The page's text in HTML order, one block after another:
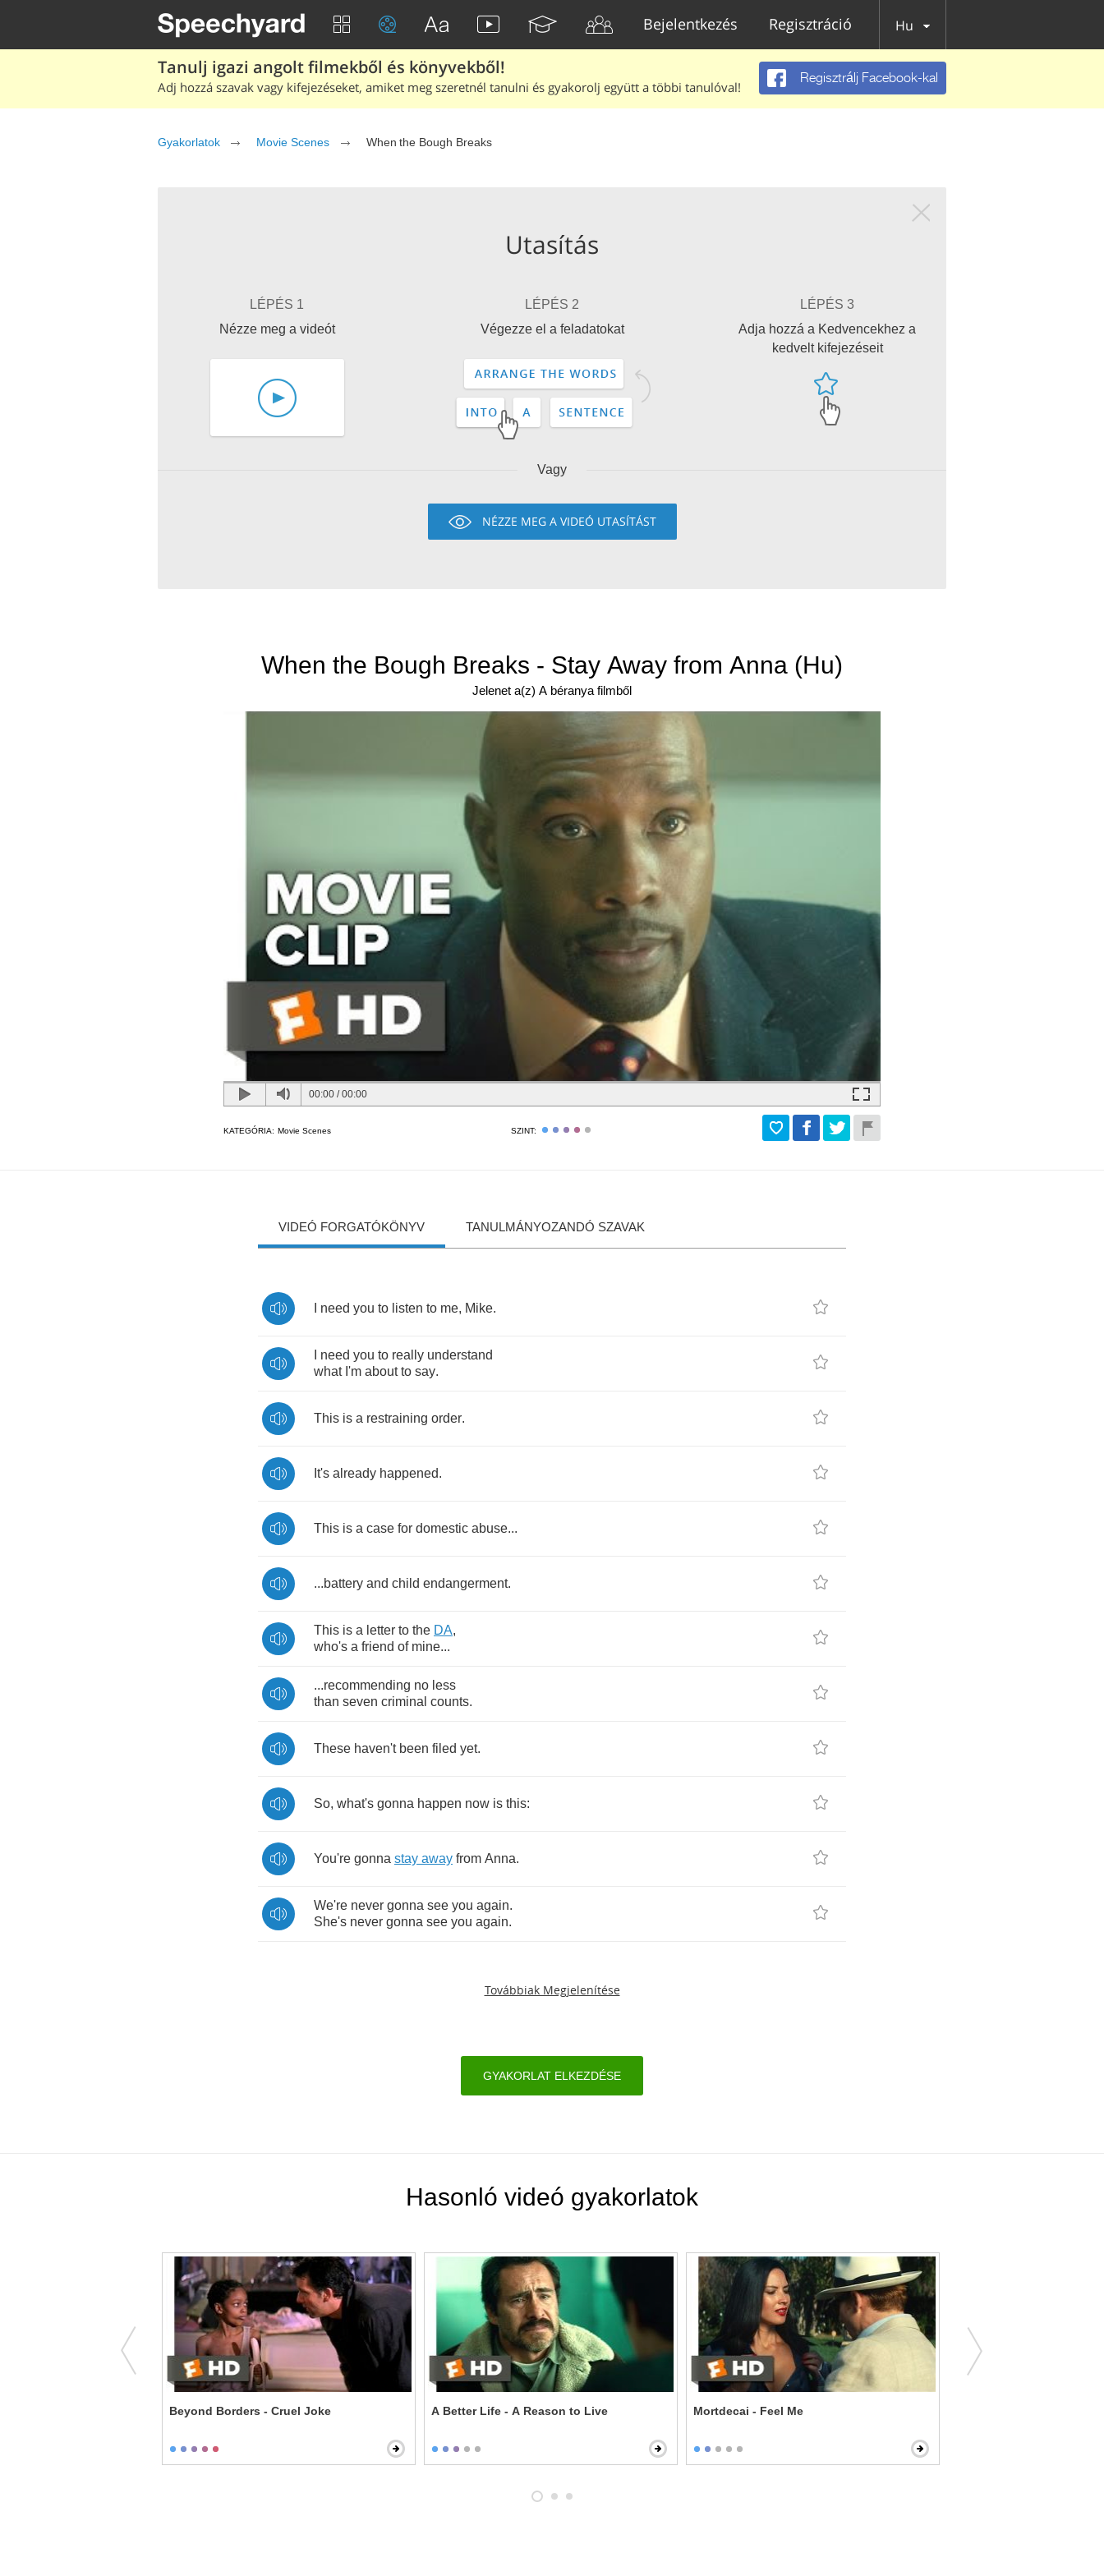
Bejelentkezés Regisztráció Hu
Tanulj igazi angolt filmekből és könyvekből!
Adj hozzá szavak vagy kifejezéseket, amiket meg szeretnél tanulni és gyakorolj együtt a többi tanulóval!
Regisztrálj Facebook-kal
Gyakorlatok Movie Scenes When the Bough Breaks
Utasítás
LÉPÉS 1
Nézze meg a videót
LÉPÉS 2
Végezze el a feladatokat
LÉPÉS 3
Adja hozzá a Kedvencekhez a
kedvelt kifejezéseit
Vagy
NÉZZE MEG A VIDEÓ UTASÍTÁST
When the Bough Breaks - Stay Away from Anna (Hu)
Jelenet a(z) A béranya filmből
00:00 /00:00
KATEGÓRIA: Movie Scenes SZINT:
VIDEÓ FORGATÓKÖNYV TANULMÁNYOZANDÓ SZAVAK
need you to listen to me, Mike.
need you to really understand
what I'm about to say.
This is a restraining order.
It's already happened.
This is a case for domestic abuse...
...battery and child endangerment.
This is a letter to the DA,
who's a friend of mine...
...recommending no less
than seven criminal counts.
These haven't been filed yet.
So, what's gonna happen now is this:
You're gonna stay away from Anna.
We're never gonna see you again.
She's never gonna see you again.
Továbbiak Megjelenítése
GYAKORLAT ELKEZDÉSE
Hasonló videó gyakorlatok
Beyond Borders - Cruel Joke A Better Life - A Reason to Live Mortdecai - Feel Me